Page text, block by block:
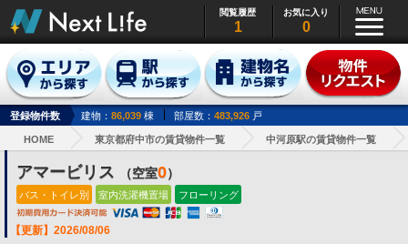
閲覧履歴
1
お気に入り
0
登録物件数 建物： 86,039 棟 部屋数： 483,926 戸
HOME 東京都府中市の賃貸物件一覧 中河原駅の賃貸物件一覧
アマービリス （空室0）
バス・トイレ別 室内洗濯機置場 フローリング
【更新】2026/08/06